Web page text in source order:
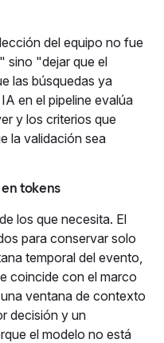
del equipo no fue
sino "dejar que el
las búsquedas ya
en el pipeline evalúa
y los criterios que
la validación sea
tokens
los que necesita. El
para conservar solo
temporal del evento,
coincide con el marco
ventana de contexto
decisión y un
el modelo no está